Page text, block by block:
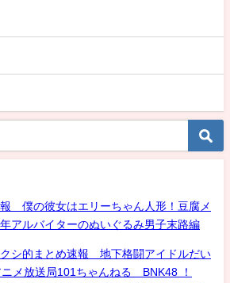
僕の彼女はエリーちゃん人形！豆腐メ
アルバイターのぬいぐるみ男子末路編
シ的まとめ速報 地下格闘アイドルだい
メ放送局101ちゃんねる BNK48 ！